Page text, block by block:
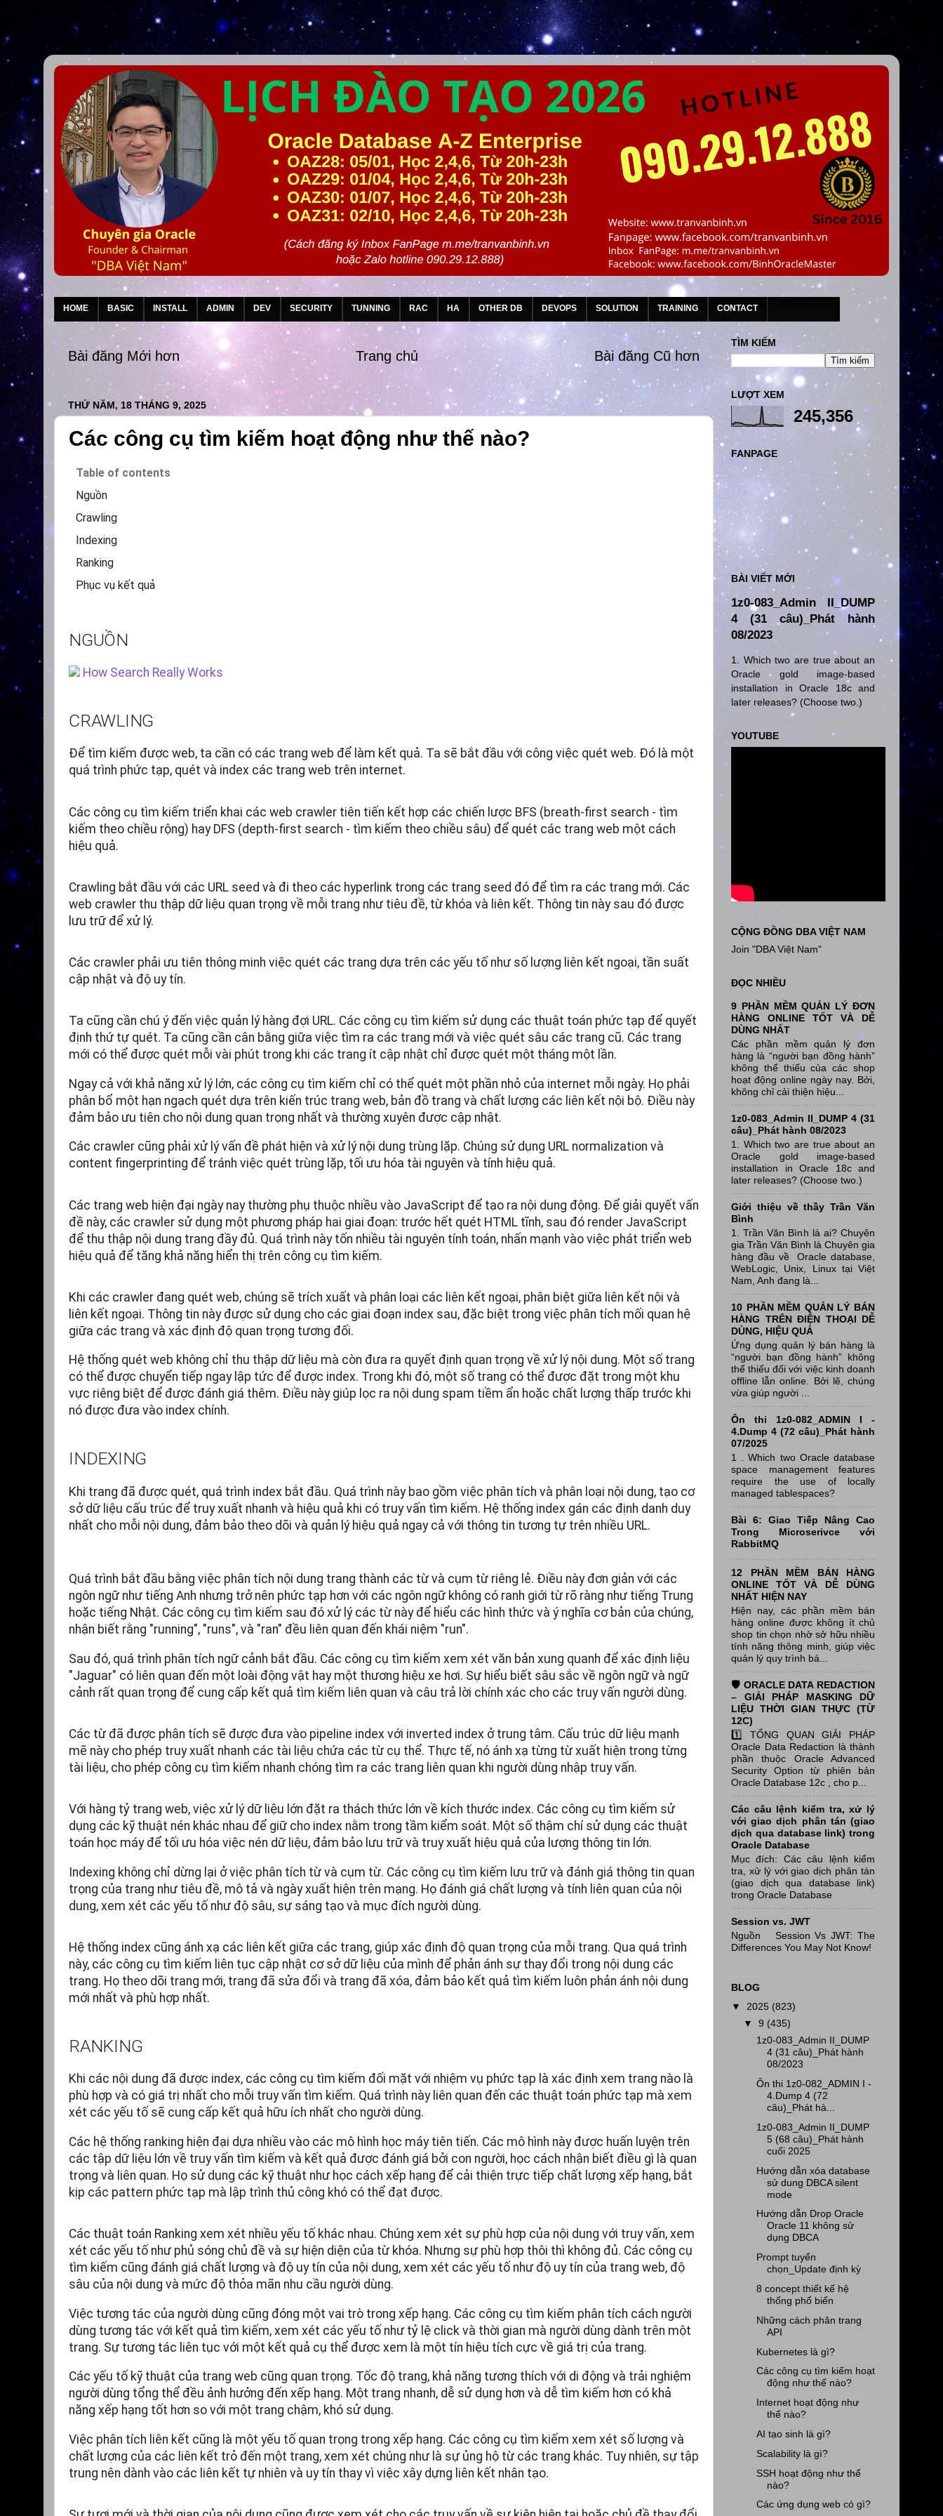
HOME BASIC INSTALL ADMIN DEV SECURITY TUNNING RAC HA OTHER DB DEVOPS SOLUTION TRAINING CONTACT
Bài đăng Mới hơn Bài đăng Cũ hơn
Trang chủ
THỨ NĂM, 18 THÁNG 9, 2025
Các công cụ tìm kiếm hoạt động như thế nào?
Table of contents
Nguồn
Crawling
Indexing
Ranking
Phục vụ kết quả
NGUỒN
How Search Really Works
CRAWLING
Để tìm kiếm được web, ta cần có các trang web để làm kết quả. Ta sẽ bắt đầu với công việc quét web. Đó là một
quá trình phức tạp, quét và index các trang web trên internet.
Các công cụ tìm kiếm triển khai các web crawler tiên tiến kết hợp các chiến lược BFS (breath-first search - tìm
kiếm theo chiều rộng) hay DFS (depth-first search - tìm kiếm theo chiều sâu) để quét các trang web một cách
hiệu quả.
Crawling bắt đầu với các URL seed và đi theo các hyperlink trong các trang seed đó để tìm ra các trang mới. Các
web crawler thu thập dữ liệu quan trọng về mỗi trang như tiêu đề, từ khóa và liên kết. Thông tin này sau đó được
lưu trữ để xử lý.
Các crawler phải ưu tiên thông minh việc quét các trang dựa trên các yếu tố như số lượng liên kết ngoại, tần suất
cập nhật và độ uy tín.
Ta cũng cần chú ý đến việc quản lý hàng đợi URL. Các công cụ tìm kiếm sử dụng các thuật toán phức tạp để quyết
định thứ tự quét. Ta cũng cần cân bằng giữa việc tìm ra các trang mới và việc quét sâu các trang cũ. Các trang
mới có thể được quét mỗi vài phút trong khi các trang ít cập nhật chỉ được quét một tháng một lần.
Ngay cả với khả năng xử lý lớn, các công cụ tìm kiếm chỉ có thể quét một phần nhỏ của internet mỗi ngày. Họ phải
phân bổ một hạn ngạch quét dựa trên kiến trúc trang web, bản đồ trang và chất lượng các liên kết nội bộ. Điều này
đảm bảo ưu tiên cho nội dung quan trọng nhất và thường xuyên được cập nhật.
Các crawler cũng phải xử lý vấn đề phát hiện và xử lý nội dung trùng lặp. Chúng sử dụng URL normalization và
content fingerprinting để tránh việc quét trùng lặp, tối ưu hóa tài nguyên và tính hiệu quả.
Các trang web hiện đại ngày nay thường phụ thuộc nhiều vào JavaScript để tạo ra nội dung động. Để giải quyết vấn
đề này, các crawler sử dụng một phương pháp hai giai đoạn: trước hết quét HTML tĩnh, sau đó render JavaScript
để thu thập nội dung trang đầy đủ. Quá trình này tốn nhiều tài nguyên tính toán, nhấn mạnh vào việc phát triển web
hiệu quả để tăng khả năng hiển thị trên công cụ tìm kiếm.
Khi các crawler đang quét web, chúng sẽ trích xuất và phân loại các liên kết ngoại, phân biệt giữa liên kết nội và
liên kết ngoại. Thông tin này được sử dụng cho các giai đoạn index sau, đặc biệt trong việc phân tích mối quan hệ
giữa các trang và xác định độ quan trọng tương đối.
Hệ thống quét web không chỉ thu thập dữ liệu mà còn đưa ra quyết định quan trọng về xử lý nội dung. Một số trang
có thể được chuyển tiếp ngay lập tức để được index. Trong khi đó, một số trang có thể được đặt trong một khu
vực riêng biệt để được đánh giá thêm. Điều này giúp lọc ra nội dung spam tiềm ẩn hoặc chất lượng thấp trước khi
nó được đưa vào index chính.
INDEXING
Khi trang đã được quét, quá trình index bắt đầu. Quá trình này bao gồm việc phân tích và phân loại nội dung, tạo cơ
sở dữ liệu cấu trúc để truy xuất nhanh và hiệu quả khi có truy vấn tìm kiếm. Hệ thống index gán các định danh duy
nhất cho mỗi nội dung, đảm bảo theo dõi và quản lý hiệu quả ngay cả với thông tin tương tự trên nhiều URL.
Quá trình bắt đầu bằng việc phân tích nội dung trang thành các từ và cụm từ riêng lẻ. Điều này đơn giản với các
ngôn ngữ như tiếng Anh nhưng trở nên phức tạp hơn với các ngôn ngữ không có ranh giới từ rõ ràng như tiếng Trung
hoặc tiếng Nhật. Các công cụ tìm kiếm sau đó xử lý các từ này để hiểu các hình thức và ý nghĩa cơ bản của chúng,
nhận biết rằng "running", "runs", và "ran" đều liên quan đến khái niệm "run".
Sau đó, quá trình phân tích ngữ cảnh bắt đầu. Các công cụ tìm kiếm xem xét văn bản xung quanh để xác định liệu
"Jaguar" có liên quan đến một loài động vật hay một thương hiệu xe hơi. Sự hiểu biết sâu sắc về ngôn ngữ và ngữ
cảnh rất quan trọng để cung cấp kết quả tìm kiếm liên quan và câu trả lời chính xác cho các truy vấn người dùng.
Các từ đã được phân tích sẽ được đưa vào pipeline index với inverted index ở trung tâm. Cấu trúc dữ liệu mạnh
mẽ này cho phép truy xuất nhanh các tài liệu chứa các từ cụ thể. Thực tế, nó ánh xạ từng từ xuất hiện trong từng
tài liệu, cho phép công cụ tìm kiếm nhanh chóng tìm ra các trang liên quan khi người dùng nhập truy vấn.
Với hàng tỷ trang web, việc xử lý dữ liệu lớn đặt ra thách thức lớn về kích thước index. Các công cụ tìm kiếm sử
dụng các kỹ thuật nén khác nhau để giữ cho index nằm trong tầm kiểm soát. Một số thậm chí sử dụng các thuật
toán học máy để tối ưu hóa việc nén dữ liệu, đảm bảo lưu trữ và truy xuất hiệu quả của lượng thông tin lớn.
Indexing không chỉ dừng lại ở việc phân tích từ và cụm từ. Các công cụ tìm kiếm lưu trữ và đánh giá thông tin quan
trọng của trang như tiêu đề, mô tả và ngày xuất hiện trên mạng. Họ đánh giá chất lượng và tính liên quan của nội
dung, xem xét các yếu tố như độ sâu, sự sáng tạo và mục đích người dùng.
Hệ thống index cũng ánh xạ các liên kết giữa các trang, giúp xác định độ quan trọng của mỗi trang. Qua quá trình
này, các công cụ tìm kiếm liên tục cập nhật cơ sở dữ liệu của mình để phản ánh sự thay đổi trong nội dung các
trang. Họ theo dõi trang mới, trang đã sửa đổi và trang đã xóa, đảm bảo kết quả tìm kiếm luôn phản ánh nội dung
mới nhất và phù hợp nhất.
RANKING
Khi các nội dung đã được index, các công cụ tìm kiếm đối mặt với nhiệm vụ phức tạp là xác định xem trang nào là
phù hợp và có giá trị nhất cho mỗi truy vấn tìm kiếm. Quá trình này liên quan đến các thuật toán phức tạp mà xem
xét các yếu tố sẽ cung cấp kết quả hữu ích nhất cho người dùng.
Các hệ thống ranking hiện đại dựa nhiều vào các mô hình học máy tiên tiến. Các mô hình này được huấn luyện trên
các tập dữ liệu lớn về truy vấn tìm kiếm và kết quả được đánh giá bởi con người, học cách nhận biết điều gì là quan
trọng và liên quan. Họ sử dụng các kỹ thuật như học cách xếp hạng để cải thiện trực tiếp chất lượng xếp hạng, bắt
kịp các pattern phức tạp mà lập trình thủ công khó có thể đạt được.
Các thuật toán Ranking xem xét nhiều yếu tố khác nhau. Chúng xem xét sự phù hợp của nội dung với truy vấn, xem
xét các yếu tố như phủ sóng chủ đề và sự hiện diện của từ khóa. Nhưng sự phù hợp thôi thì không đủ. Các công cụ
tìm kiếm cũng đánh giá chất lượng và độ uy tín của nội dung, xem xét các yếu tố như độ uy tín của trang web, độ
sâu của nội dung và mức độ thỏa mãn nhu cầu người dùng.
Việc tương tác của người dùng cũng đóng một vai trò trong xếp hạng. Các công cụ tìm kiếm phân tích cách người
dùng tương tác với kết quả tìm kiếm, xem xét các yếu tố như tỷ lệ click và thời gian mà người dùng dành trên một
trang. Sự tương tác liên tục với một kết quả cụ thể được xem là một tín hiệu tích cực về giá trị của trang.
Các yếu tố kỹ thuật của trang web cũng quan trọng. Tốc độ trang, khả năng tương thích với di động và trải nghiệm
người dùng tổng thể đều ảnh hưởng đến xếp hạng. Một trang nhanh, dễ sử dụng hơn và dễ tìm kiếm hơn có khả
năng xếp hạng tốt hơn so với một trang chậm, khó sử dụng.
Việc phân tích liên kết cũng là một yếu tố quan trọng trong xếp hạng. Các công cụ tìm kiếm xem xét số lượng và
chất lượng của các liên kết trỏ đến một trang, xem xét chúng như là sự ủng hộ từ các trang khác. Tuy nhiên, sự tập
trung nên dành vào các liên kết tự nhiên và uy tín thay vì việc xây dựng liên kết nhân tạo.
TÌM KIẾM
LƯỢT XEM
245,356
FANPAGE
BÀI VIẾT MỚI
1z0-083_Admin II_DUMP
4 (31 câu)_Phát hành
08/2023
1. Which two are true about an
Oracle gold image-based
installation in Oracle 18c and
later releases? (Choose two.)
YOUTUBE
CỘNG ĐỒNG DBA VIỆT NAM
Join "DBA Việt Nam"
ĐỌC NHIỀU
9 PHẦN MỀM QUẢN LÝ ĐƠN
HÀNG ONLINE TỐT VÀ DỄ
DÙNG NHẤT
Các phần mềm quản lý đơn
hàng là “người bạn đồng hành”
không thể thiếu của các shop
hoạt động online ngày nay. Bởi,
không chỉ cải thiện hiệu...
1z0-083_Admin II_DUMP 4 (31
câu)_Phát hành 08/2023
1. Which two are true about an
Oracle gold image-based
installation in Oracle 18c and
later releases? (Choose two.)
Giới thiệu về thầy Trần Văn
Bình
1. Trần Văn Bình là ai? Chuyên
gia Trần Văn Bình là Chuyên gia
hàng đầu về Oracle database,
WebLogic, Unix, Linux tại Việt
Nam, Anh đang là...
10 PHẦN MỀM QUẢN LÝ BÁN
HÀNG TRÊN ĐIỆN THOẠI DỄ
DÙNG, HIỆU QUẢ
Ứng dụng quản lý bán hàng là
“người bạn đồng hành” không
thể thiếu đối với việc kinh doanh
offline lẫn online. Bởi lẽ, chúng
vừa giúp người ...
Ôn thi 1z0-082_ADMIN I -
4.Dump 4 (72 câu)_Phát hành
07/2025
1 . Which two Oracle database
space management features
require the use of locally
managed tablespaces?
Bài 6: Giao Tiếp Nâng Cao
Trong Microserivce với
RabbitMQ
12 PHẦN MỀM BÁN HÀNG
ONLINE TỐT VÀ DỄ DÙNG
NHẤT HIỆN NAY
Hiện nay, các phần mềm bán
hàng online được không ít chủ
shop tin chọn nhờ sở hữu nhiều
tính năng thông minh, giúp việc
quản lý quy trình bá...
🛡️ ORACLE DATA REDACTION
– GIẢI PHÁP MASKING DỮ
LIỆU THỜI GIAN THỰC (TỪ
12C)
1️⃣ TỔNG QUAN GIẢI PHÁP
Oracle Data Redaction là thành
phần thuộc Oracle Advanced
Security Option từ phiên bản
Oracle Database 12c , cho p...
Các câu lệnh kiểm tra, xử lý
với giao dịch phân tán (giao
dịch qua database link) trong
Oracle Database
Mục đích: Các câu lệnh kiểm
tra, xử lý với giao dịch phân tán
(giao dịch qua database link)
trong Oracle Database
Session vs. JWT
Nguồn Session Vs JWT: The
Differences You May Not Know!
BLOG
▼ 2025 (823)
▼9 (435)
1z0-083_Admin II_DUMP
4 (31 câu)_Phát hành
08/2023
Ôn thi 1z0-082_ADMIN I -
4.Dump 4 (72
câu)_Phát hà...
1z0-083_Admin II_DUMP
5 (68 câu)_Phát hành
cuối 2025
Hướng dẫn xóa database
sử dung DBCA silent
mode
Hướng dẫn Drop Oracle
Oracle 11 không sử
dụng DBCA
Prompt tuyển
chọn_Update định kỳ
8 concept thiết kế hệ
thống phổ biến
Những cách phân trang
API
Kubernetes là gì?
Các công cụ tìm kiếm hoạt
động như thế nào?
Internet hoạt động như
thế nào?
AI tạo sinh là gì?
Scalability là gì?
SSH hoạt động như thế
nào?
Các ứng dụng web có gì?